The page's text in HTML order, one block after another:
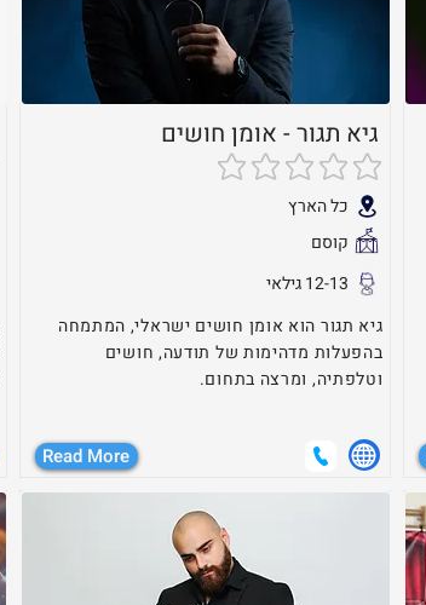
גיא תגור - אומן חושים
אין עדיין דירוגים
כל הארץ
קוסם
12-13 גילאי
גיא תגור הוא אומן חושים ישראלי, המתמחה
בהפעלות מדהימות של תודעה, חושים
וטלפתיה, ומרצה בתחום.
Read More